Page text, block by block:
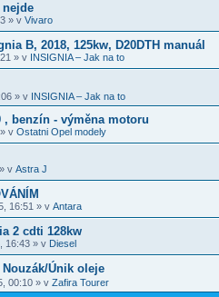
» v Vivaro
B, 2018, 125kw, D20DTH manuál
» v INSIGNIA – Jak na to
» v INSIGNIA – Jak na to
, benzín - výměna motoru
» v Ostatni Opel modely
» v Astra J
16:51 » v Antara
2 cdti 128kw
16:43 » v Diesel
Nouzák/Únik oleje
00:10 » v Zafira Tourer